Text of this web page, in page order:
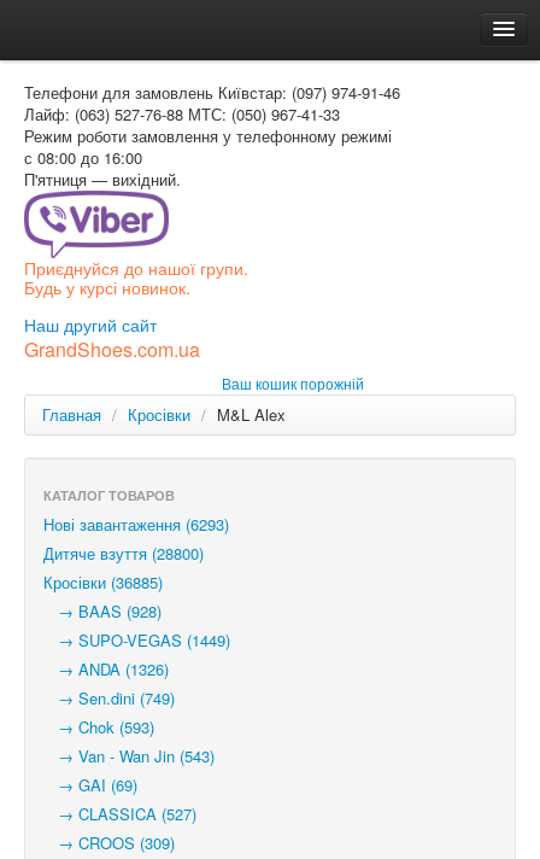
Доставка и оплата
Как заказать
Контакти
Таблиця розмірів
Вхід для покупця
РОС
Телефони для замовлень Київстар: (097) 974-91-46
Лайф: (063) 527-76-88 МТС: (050) 967-41-33
Режим роботи замовлення у телефонному режимі
с 08:00 до 16:00
П'ятниця — вихідний.
Приєднуйся до нашої групи.
Будь у курсі новинок.
Наш другий сайт
GrandShoes.com.ua
Ваш кошик порожній
Главная / Кросівки / M&L Alex
КАТАЛОГ ТОВАРОВ
Нові завантаження (6293)
Дитяче взуття (28800)
Кросівки (36885)
→ BAAS (928)
→ SUPO-VEGAS (1449)
→ ANDA (1326)
→ Sen.dini (749)
→ Chok (593)
→ Van - Wan Jin (543)
→ GAI (69)
→ CLASSICA (527)
→ CROOS (309)